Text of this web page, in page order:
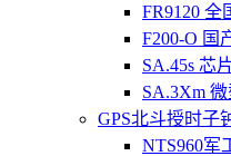
FR9120 全
F200-O 国
SA.45s 芯
SA.3Xm
GPS北斗授时子
NTS960军